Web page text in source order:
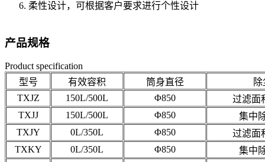
柔性设计，可根据客户要求进行个性设计
产品规格
Product specification
型号
有效容积 筒身直径
除
TXJZ
150L/500L Φ850
过滤面
TXJJ
150L/500L Φ850
集中
TXJY
0L/350L Φ850
过滤面
TXKY
0L/350L Φ850
集中